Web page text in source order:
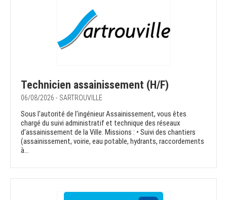
Technicien assainissement (H/F)
06/08/2026 - SARTROUVILLE
Sous l'autorité de l'ingénieur Assainissement, vous êtes
chargé du suivi administratif et technique des réseaux
d'assainissement de la Ville. Missions : • Suivi des chantiers
(assainissement, voirie, eau potable, hydrants, raccordements
à...